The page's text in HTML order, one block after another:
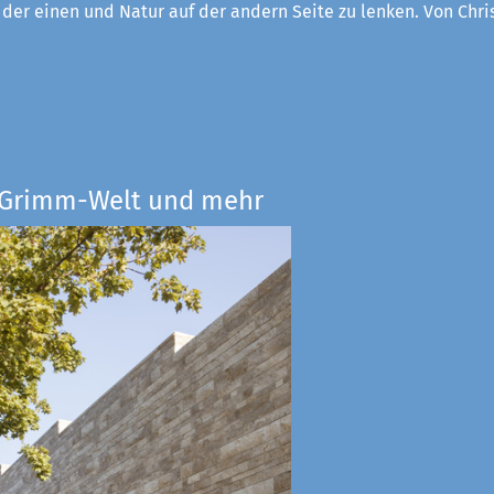
einen und Natur auf der andern Seite zu lenken. Von
Welt und mehr